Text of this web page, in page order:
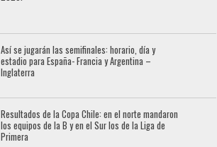
Así se jugarán las semifinales: horario, día y
estadio para España- Francia y Argentina –
Inglaterra
Resultados de la Copa Chile: en el norte mandaron
los equipos de la B y en el Sur los de la Liga de
Primera